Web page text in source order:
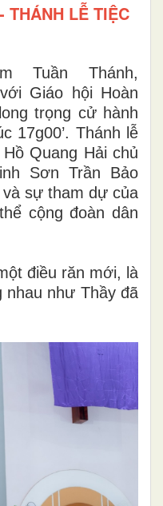
THÁNH LỄ TIỆC
Tuần Thánh,
Giáo hội Hoàn
trọng cử hành
17g00’. Thánh lễ
Quang Hải chủ
Sơn Trần Bảo
sự tham dự của
cộng đoàn dân
điều răn mới, là
như Thầy đã